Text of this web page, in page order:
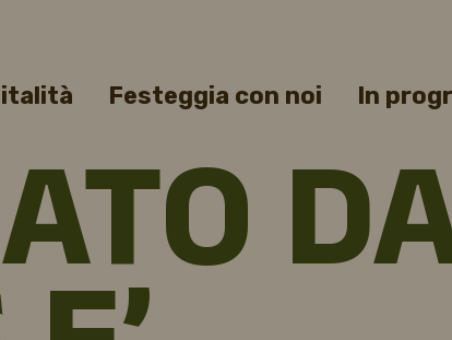
Festeggia con noi In